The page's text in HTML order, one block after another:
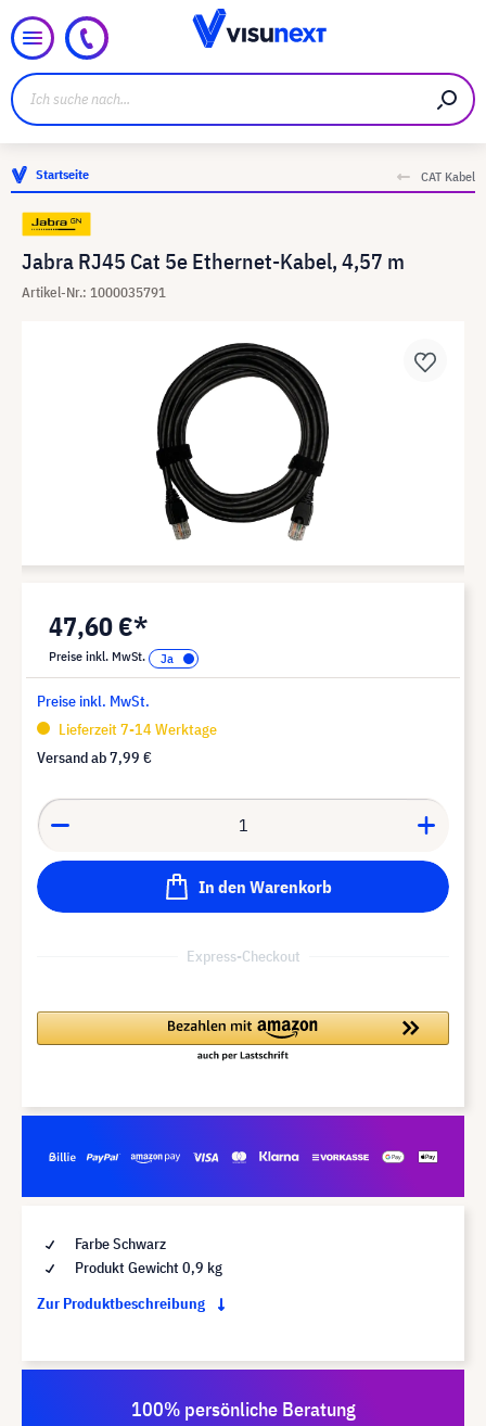
Startseite CAT Kabel
Jabra RJ45 Cat 5e Ethernet-Kabel, 4,57 m
Artikel-Nr.: 1000035791
47,60 €*
Preise inkl. MwSt.
Preise inkl. MwSt.
Lieferzeit 7-14 Werktage
Versand ab7,99 €
In den Warenkorb
Express-Checkout
Farbe Schwarz
Produkt Gewicht 0,9 kg
Zur Produktbeschreibung
100% persönliche Beratung